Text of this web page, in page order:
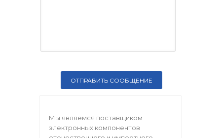
Мы являемся поставщиком
электронных компонентов